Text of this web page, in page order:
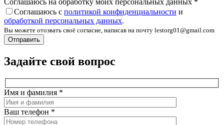
Соглашаюсь на обработку моих персональных данных *
Соглашаюсь с политикой конфиденциальности и
обработкой персональных данных.
Вы можете отозвать своё согласие, написав на почту lestorg01@gmail.com
Задайте свой вопрос
Имя и фамилия *
Ваш телефон *